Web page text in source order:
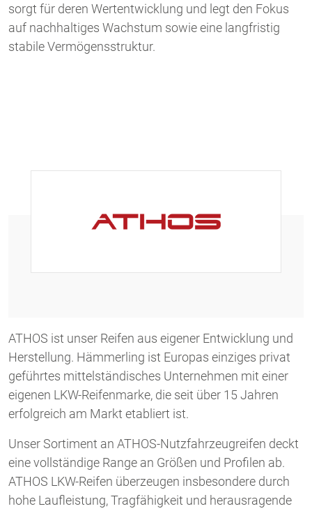
sorgt für deren Wertentwicklung und legt den Fokus
auf nachhaltiges Wachstum sowie eine langfristig
stabile Vermögensstruktur.
ATHOS ist unser Reifen aus eigener Entwicklung und
Herstellung. Hämmerling ist Europas einziges privat
geführtes mittelständisches Unternehmen mit einer
eigenen LKW-Reifenmarke, die seit über 15 Jahren
erfolgreich am Markt etabliert ist.
Unser Sortiment an ATHOS-Nutzfahrzeugreifen deckt
eine vollständige Range an Größen und Profilen ab.
ATHOS LKW-Reifen überzeugen insbesondere durch
hohe Laufleistung, Tragfähigkeit und herausragende